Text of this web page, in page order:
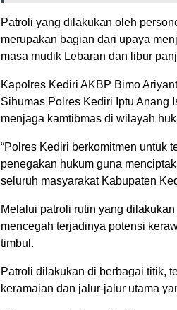
Patroli yang dilakukan oleh
merupakan bagian dari upaya
masa mudik Lebaran dan libur
Kapolres Kediri AKBP Bimo
Sihumas Polres Kediri Iptu Anang
menjaga kamtibmas di wilayah
“Polres Kediri berkomitmen untuk
penegakan hukum guna
seluruh masyarakat Kabupaten
Melalui patroli rutin yang
mencegah terjadinya potensi
timbul.
Patroli dilakukan di berbagai titik,
keramaian dan jalur-jalur utama